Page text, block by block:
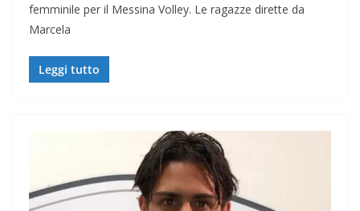
femminile per il Messina Volley. Le ragazze dirette da
Marcela
Leggi tutto